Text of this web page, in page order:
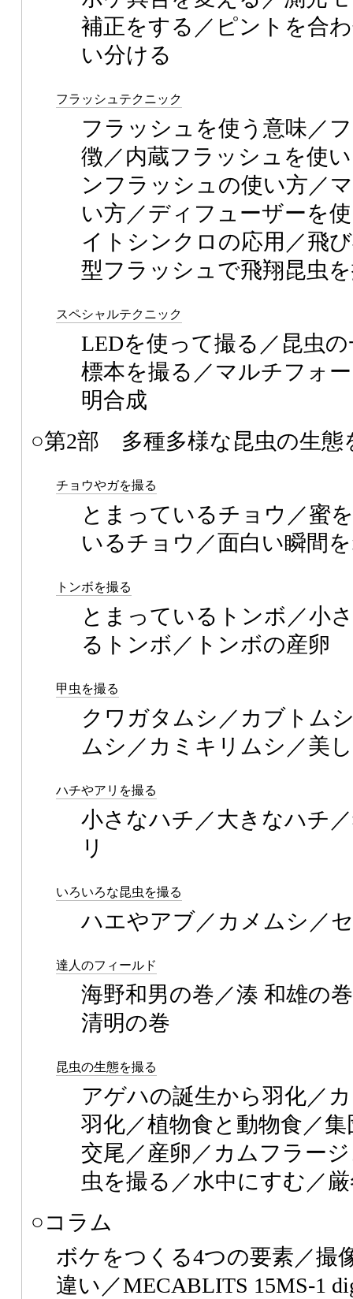
補正をする／ピントを合
い分ける
フラッシュテクニック
フラッシュを使う意味／
徴／内蔵フラッシュを使
ンフラッシュの使い方／
い方／ディフューザーを
イトシンクロの応用／飛
型フラッシュで飛翔昆虫
スペシャルテクニック
LEDを使って撮る／昆虫
標本を撮る／マルチフォ
明合成
○第2部 多種多様な昆虫の生態
チョウやガを撮る
とまっているチョウ／蜜
いるチョウ／面白い瞬間
トンボを撮る
とまっているトンボ／小
るトンボ／トンボの産卵
甲虫を撮る
クワガタムシ／カブトム
ムシ／カミキリムシ／美
ハチやアリを撮る
小さなハチ／大きなハチ
リ
いろいろな昆虫を撮る
ハエやアブ／カメムシ／
達人のフィールド
海野和男の巻／湊 和雄の
清明の巻
昆虫の生態を撮る
アゲハの誕生から羽化／
羽化／植物食と動物食／
交尾／産卵／カムフラー
虫を撮る／水中にすむ／
○コラム
ボケをつくる4つの要素／撮
違い／MECABLITS 15MS-1